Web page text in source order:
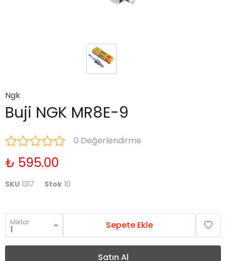
Ngk
Buji NGK MR8E-9
0 Değerlendirme
₺ 595.00
SKU 1317 Stok 10
Miktar Sepete Ekle
Satın Al